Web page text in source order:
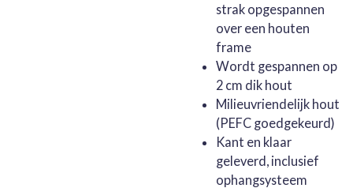
strak opgespannen
over een houten
frame
Wordt gespannen op
2 cm dik hout
Milieuvriendelijk hout
(PEFC goedgekeurd)
Kant en klaar
geleverd, inclusief
ophangsysteem